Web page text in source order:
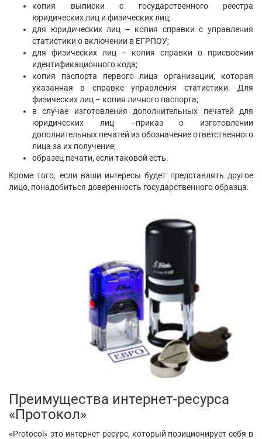
копия выписки с государственного реестра
юридических лиц и физических лиц;
для юридических лиц – копия справки с управления
статистики о включении в ЕГРПОУ;
для физических лиц – копия справки о присвоении
идентификационного кода;
копия паспорта первого лица организации, которая
указанная в справке управления статистики. Для
физических лиц – копия личного паспорта;
в случае изготовления дополнительных печатей для
юридических лиц –приказ о изготовлении
дополнительных печатей из обозначение ответственного
лица за их получение;
образец печати, если таковой есть.
Кроме того, если ваши интересы будет представлять другое
лицо, понадобиться доверенность государственного образца.
Преимущества интернет-ресурса
«Протокол»
«Protocol» это интернет-ресурс, который позиционирует себя в